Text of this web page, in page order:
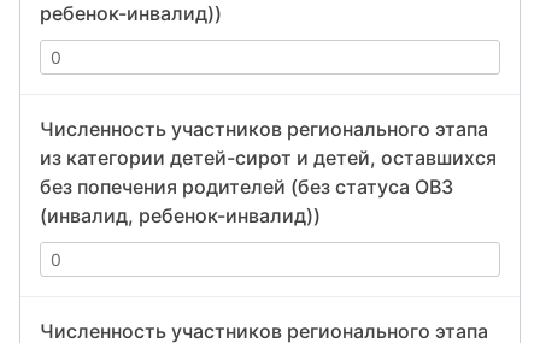
ребенок-инвалид))
Численность участников регионального этапа
из категории детей-сирот и детей, оставшихся
без попечения родителей (без статуса ОВЗ
(инвалид, ребенок-инвалид))
Численность участников регионального этапа